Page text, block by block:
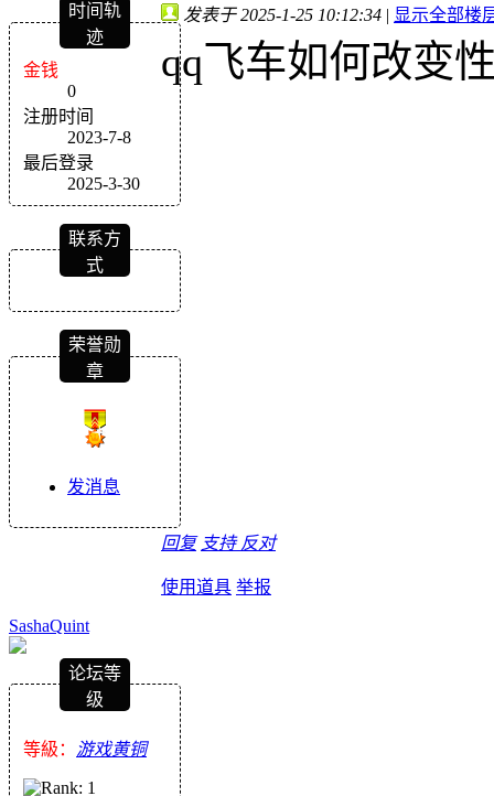
时间轨
迹
金钱
0
注册时间
2023-7-8
最后登录
2025-3-30
联系方
式
荣誉勋
章
发消息
发表于 2025-1-25 10:12:34 | 显示全部楼
qq飞车如何改变
回复 支持 反对
使用道具 举报
SashaQuint
论坛等
级
等級： 游戏黄铜